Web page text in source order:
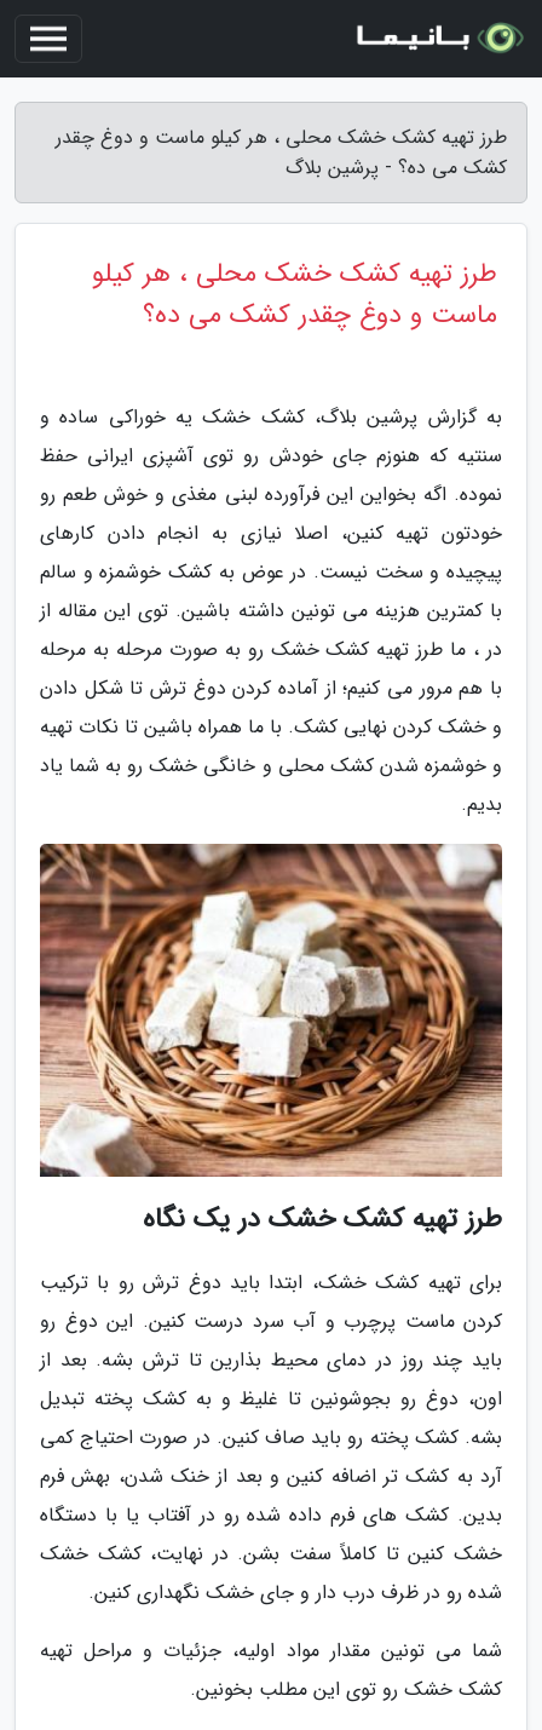
طرز تهیه کشک خشک محلی ، هر کیلو ماست و دوغ چقدر
کشک می ده؟ - پرشین بلاگ
طرز تهیه کشک خشک محلی ، هر کیلو
ماست و دوغ چقدر کشک می ده؟
به گزارش پرشین بلاگ، کشک خشک یه خوراکی ساده و
سنتیه که هنوزم جای خودش رو توی آشپزی ایرانی حفظ
نموده. اگه بخواین این فرآورده لبنی مغذی و خوش طعم رو
خودتون تهیه کنین، اصلا نیازی به انجام دادن کارهای
پیچیده و سخت نیست. در عوض به کشک خوشمزه و سالم
با کمترین هزینه می تونین داشته باشین. توی این مقاله از
در ، ما طرز تهیه کشک خشک رو به صورت مرحله به مرحله
با هم مرور می کنیم؛ از آماده کردن دوغ ترش تا شکل دادن
و خشک کردن نهایی کشک. با ما همراه باشین تا نکات تهیه
و خوشمزه شدن کشک محلی و خانگی خشک رو به شما یاد
بدیم.
طرز تهیه کشک خشک در یک نگاه
برای تهیه کشک خشک، ابتدا باید دوغ ترش رو با ترکیب
کردن ماست پرچرب و آب سرد درست کنین. این دوغ رو
باید چند روز در دمای محیط بذارین تا ترش بشه. بعد از
اون، دوغ رو بجوشونین تا غلیظ و به کشک پخته تبدیل
بشه. کشک پخته رو باید صاف کنین. در صورت احتیاج کمی
آرد به کشک تر اضافه کنین و بعد از خنک شدن، بهش فرم
بدین. کشک های فرم داده شده رو در آفتاب یا با دستگاه
خشک کنین تا کاملاً سفت بشن. در نهایت، کشک خشک
شده رو در ظرف درب دار و جای خشک نگهداری کنین.
شما می تونین مقدار مواد اولیه، جزئیات و مراحل تهیه
کشک خشک رو توی این مطلب بخونین.